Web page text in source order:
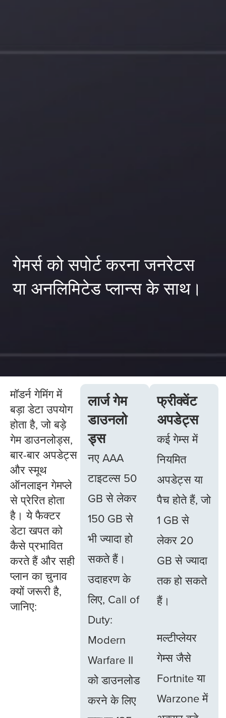
गेमर्स को सपोर्ट करना जनरेटस
या अनलिमिटेड प्लान्स के साथ।
मॉडर्न गेमिंग में
बड़ा डेटा उपयोग
होता है, जो बड़े
गेम डाउनलोड्स,
बार-बार अपडेट्स
और स्मूथ
ऑनलाइन गेमप्ले
से प्रेरित होता
है। ये फैक्टर
डेटा खपत को
कैसे प्रभावित
करते हैं और सही
प्लान का चुनाव
क्यों जरूरी है,
जानिए:
लार्ज गेम
डाउनलो
ड्स
नए AAA
टाइटल्स 50
GB से लेकर
150 GB से
भी ज्यादा हो
सकते हैं।
उदाहरण के
लिए, Call of
Duty:
Modern
Warfare II
को डाउनलोड
करने के लिए
फ्रीक्वेंट
अपडेट्स
कई गेम्स में
नियमित
अपडेट्स या
पैच होते हैं, जो
1 GB से
लेकर 20
GB से ज्यादा
तक हो सकते
हैं।
मल्टीप्लेयर
गेम्स जैसे
Fortnite या
Warzone में